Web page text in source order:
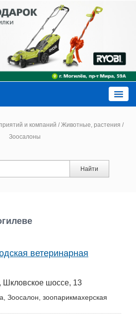
и компаний / Животные, растения /
Зоосалоны
Найти
ветеринарная
Шкловское шоссе, 13
Зоосалон, зоопарикмахерская